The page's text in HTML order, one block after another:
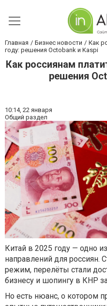
Главная Бизнес новости
Как
году: решения Octobank и Kaspi
Как россиянам
решения
10:14, 22 января
Общий раздел
Китай в 2025 году — одно
направлений для россиян.
режим, перелёты стали
бизнесу и шопингу в КНР
Но есть нюанс, о котором